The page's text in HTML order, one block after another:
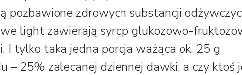
pozbawione zdrowych substancji
light zawierają syrop glukozowo-
I tylko taka jedna porcja ważąca ok. 25 g
– 25% zalecanej dziennej dawki, a czy ktoś